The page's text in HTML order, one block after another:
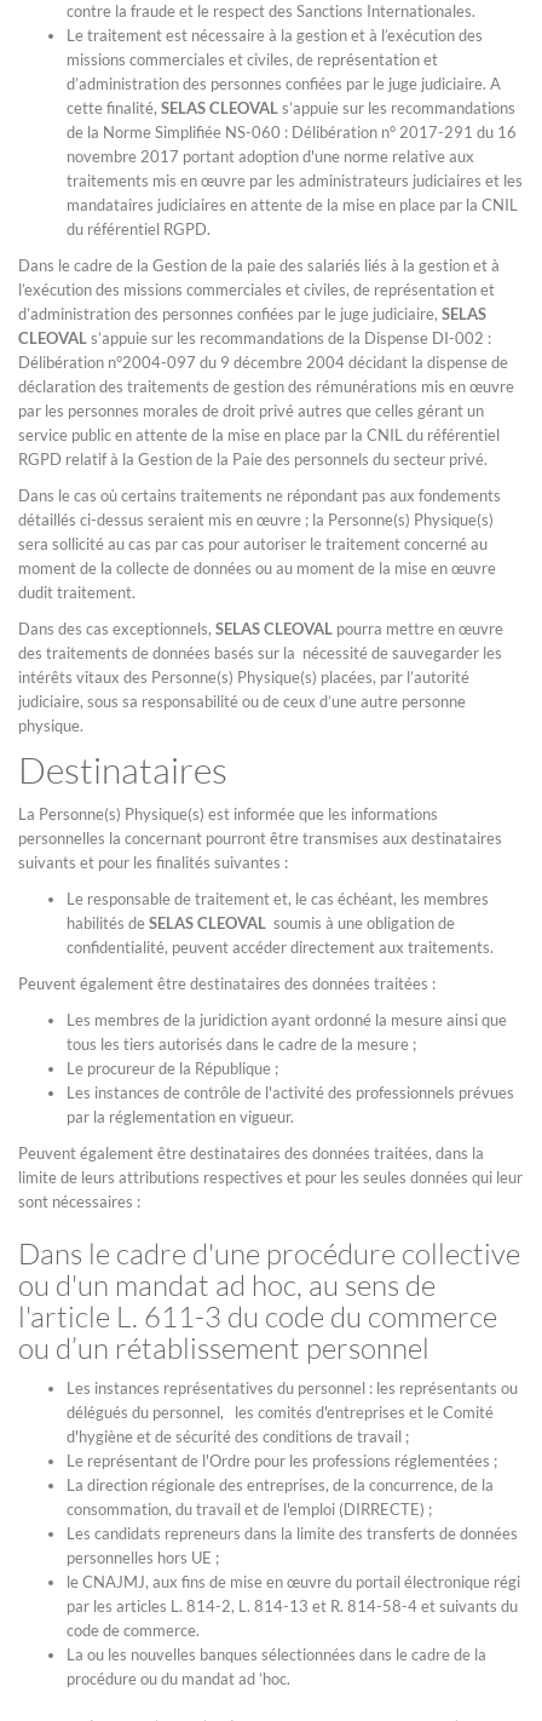
contre la fraude et le respect des Sanctions Internationales.
Le traitement est nécessaire à la gestion et à l’exécution des
missions commerciales et civiles, de représentation et
d’administration des personnes confiées par le juge judiciaire. A
cette finalité, SELAS CLEOVALs’appuie sur les recommandations
de la Norme Simplifiée NS-060 : Délibération n° 2017-291 du 16
novembre 2017 portant adoption d'une norme relative aux
traitements mis en œuvre par les administrateurs judiciaires et les
mandataires judiciaires en attente de la mise en place par la CNIL
du référentiel RGPD.
Dans le cadre de la Gestion de la paie des salariés liés à la gestion et à
l’exécution des missions commerciales et civiles, de représentation et
d’administration des personnes confiées par le juge judiciaire, SELAS
CLEOVALs’appuie sur les recommandations de la Dispense DI-002 :
Délibération n°2004-097 du 9 décembre 2004 décidant la dispense de
déclaration des traitements de gestion des rémunérations mis en œuvre
par les personnes morales de droit privé autres que celles gérant un
service public en attente de la mise en place par la CNIL du référentiel
RGPD relatif à la Gestion de la Paie des personnels du secteur privé.
Dans le cas où certains traitements ne répondant pas aux fondements
détaillés ci-dessus seraient mis en œuvre ; la Personne(s) Physique(s)
sera sollicité au cas par cas pour autoriser le traitement concerné au
moment de la collecte de données ou au moment de la mise en œuvre
dudit traitement.
Dans des cas exceptionnels, SELAS CLEOVAL pourra mettre en œuvre
des traitements de données basés sur la nécessité de sauvegarder les
intérêts vitaux des Personne(s) Physique(s) placées, par l’autorité
judiciaire, sous sa responsabilité ou de ceux d’une autre personne
physique.
Destinataires
La Personne(s) Physique(s) est informée que les informations
personnelles la concernant pourront être transmises aux destinataires
suivants et pour les finalités suivantes :
Le responsable de traitement et, le cas échéant, les membres
habilités deSELAS CLEOVAL soumis à une obligation de
confidentialité, peuvent accéder directement aux traitements.
Peuvent également être destinataires des données traitées :
Les membres de la juridiction ayant ordonné la mesure ainsi que
tous les tiers autorisés dans le cadre de la mesure ;
Le procureur de la République ;
Les instances de contrôle de l'activité des professionnels prévues
par la réglementation en vigueur.
Peuvent également être destinataires des données traitées, dans la
limite de leurs attributions respectives et pour les seules données qui leur
sont nécessaires :
Dans le cadre d'une procédure collective
ou d'un mandat ad hoc, au sens de
l'article L. 611-3 du code du commerce
ou d’un rétablissement personnel
Les instances représentatives du personnel : les représentants ou
délégués du personnel, les comités d'entreprises et le Comité
d'hygiène et de sécurité des conditions de travail ;
Le représentant de l'Ordre pour les professions réglementées ;
La direction régionale des entreprises, de la concurrence, de la
consommation, du travail et de l'emploi (DIRRECTE) ;
Les candidats repreneurs dans la limite des transferts de données
personnelles hors UE ;
le CNAJMJ, aux fins de mise en œuvre du portail électronique régi
par les articles L. 814-2, L. 814-13 et R. 814-58-4 et suivants du
code de commerce.
La ou les nouvelles banques sélectionnées dans le cadre de la
procédure ou du mandat ad ’hoc.